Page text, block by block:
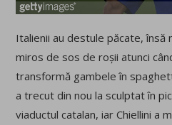
Italienii au destule păcate, însă
miros de sos de roșii atunci
transformă gambele în
a trecut din nou la sculptat în
viaductul catalan, iar Chiellini a